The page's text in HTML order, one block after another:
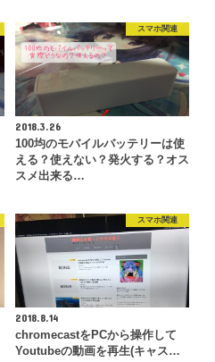
スマホ関連
2018.3.26
100均のモバイルバッテリーは使
える？使えない？発火する？オス
スメ出来る…
スマホ関連
2018.8.14
chromecastをPCから操作して
Youtubeの動画を再生(キャス…